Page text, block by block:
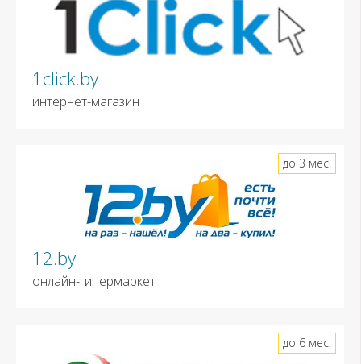
1click.by
интернет-магазин
12.by
онлайн-гипермаркет
до 3 мес.
до 6 мес.